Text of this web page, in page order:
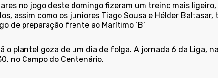
no jogo deste domingo fizeram um treino mais
assim como os juniores Tiago Sousa e Hélder
de preparação frente ao Marítimo ‘B’.
o plantel goza de um dia de folga. A jornada 6 da Liga,
no Campo do Centenário.